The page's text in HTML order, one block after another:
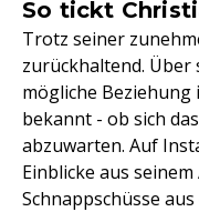
So tickt
Trotz seiner
zurückhaltend. Über
mögliche
bekannt - ob sich
abzuwarten. Auf
Einblicke aus
Schnappschüsse